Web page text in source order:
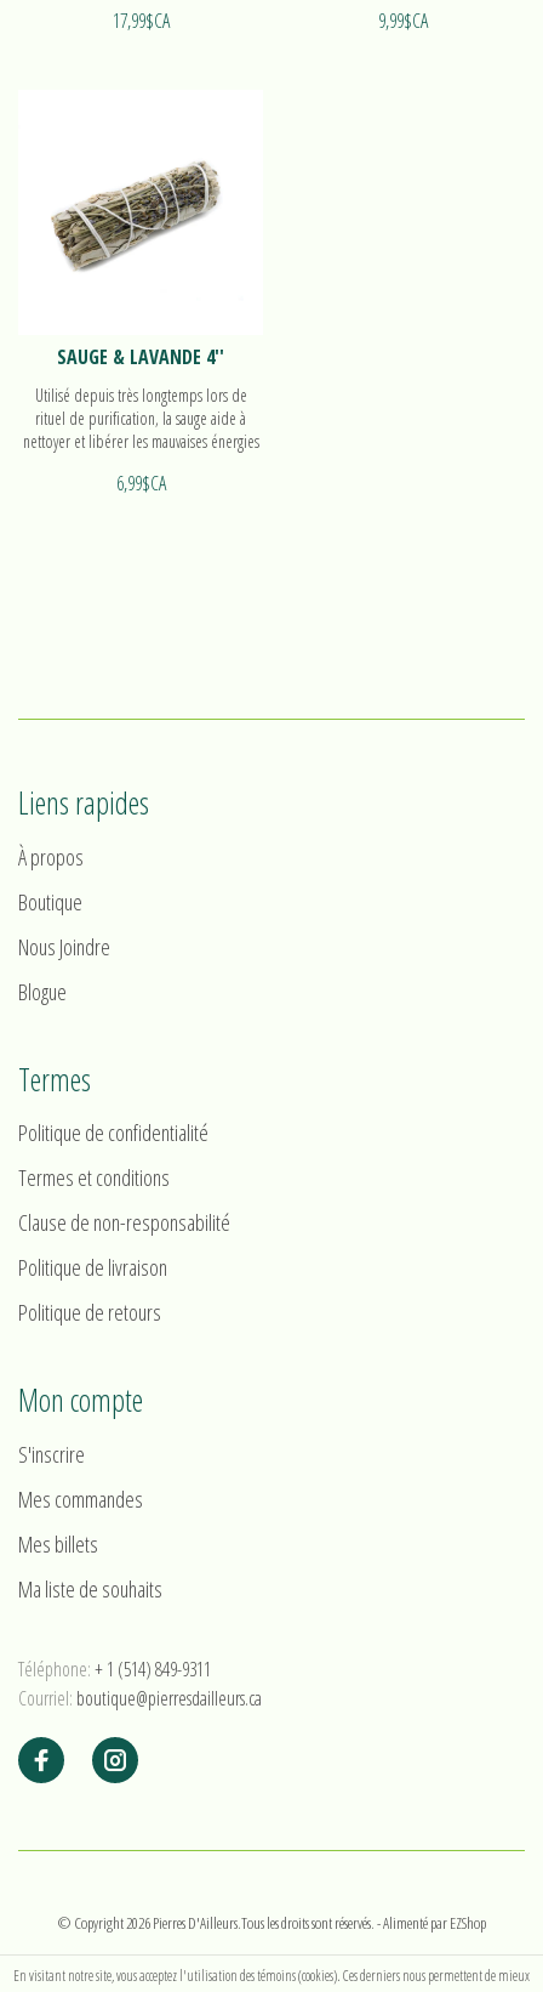
17,99$CA 9,99$CA
SAUGE & LAVANDE 4''
Utilisé depuis très longtemps lors de
rituel de purification, la sauge aide à
nettoyer et libérer les mauvaises énergies
6,99$CA
Liens rapides
À propos
Boutique
Nous Joindre
Blogue
Termes
Politique de confidentialité
Termes et conditions
Clause de non-responsabilité
Politique de livraison
Politique de retours
Mon compte
S'inscrire
Mes commandes
Mes billets
Ma liste de souhaits
Téléphone:+ 1 (514) 849-9311
Courriel: boutique@pierresdailleurs.ca
© Copyright 2026 Pierres D'Ailleurs.Tous les droits sont réservés.- Alimenté parEZShop
En visitant notre site, vous acceptez l'utilisation des témoins (cookies). Ces derniers nous permettent de mieux